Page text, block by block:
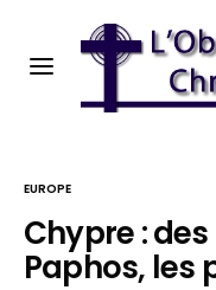
EUROPE
Chypre :
Paphos, les